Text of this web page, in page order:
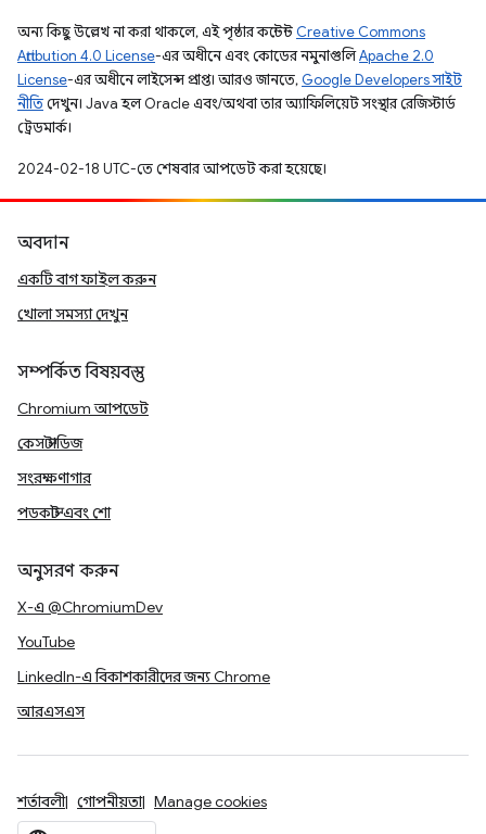
অন্য কিছু উল্লেখ না করা থাকলে, এই পৃষ্ঠার কন্টেন্ট Creative Commons
Attribution 4.0 License-এর অধীনে এবং কোডের নমুনাগুলিApache 2.0
License-এর অধীনে লাইসেন্স প্রাপ্ত। আরও জানতে, Google Developers সাইট
নীতিদেখুন। Java হল Oracle এবং/অথবা তার অ্যাফিলিয়েট সংস্থার রেজিস্টার্ড
ট্রেডমার্ক।
2024-02-18 UTC-তে শেষবার আপডেট করা হয়েছে।
অবদান
একটি বাগ ফাইল করুন
খোলা সমস্যা দেখুন
সম্পর্কিত বিষয়বস্তু
Chromium আপডেট
কেস স্টাডিজ
সংরক্ষণাগার
পডকাস্ট এবং শো
অনুসরণ করুন
X-এ @ChromiumDev
YouTube
LinkedIn-এ বিকাশকারীদের জন্য Chrome
আরএসএস
শর্তাবলী গোপনীয়তা Manage cookies